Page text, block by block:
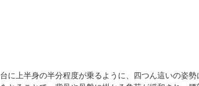
台に上半身の半分程度が乗るように、四つん這いの姿